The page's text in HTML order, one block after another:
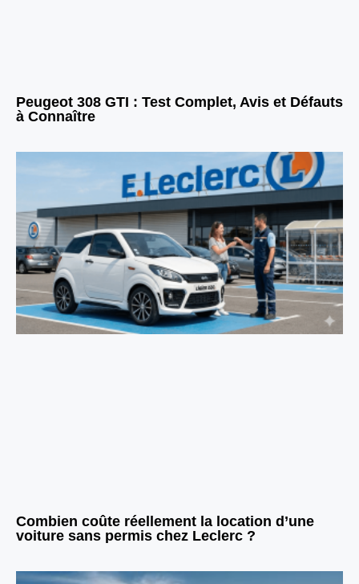
Peugeot 308 GTI : Test Complet, Avis et Défauts
à Connaître
Combien coûte réellement la location d’une
voiture sans permis chez Leclerc ?